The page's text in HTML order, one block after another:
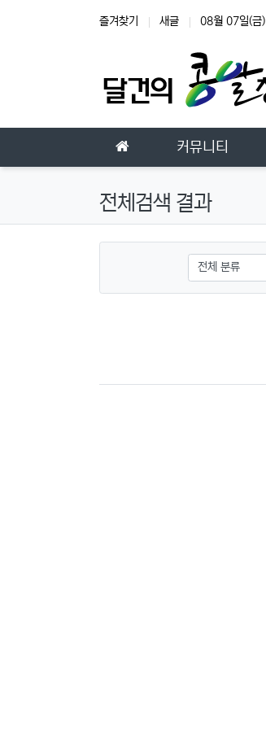
즐겨찾기 새글 08월 07일(금)
커뮤니티
홈으로
전체검색 결과
그룹